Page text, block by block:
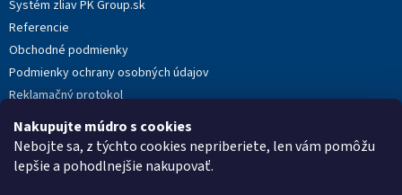
Nakupujte múdro s cookies
Nebojte sa, z týchto cookies nepriberiete, len vám pomôžu
lepšie a pohodlnejšie nakupovať.
u
Systém zliav PK Group.sk
Referencie
Obchodné podmienky
Podmienky ochrany osobných údajov
Reklamačný protokol
Novinky
Moja objednávka